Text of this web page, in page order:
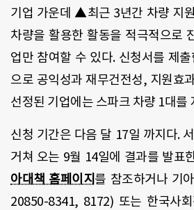
기업 가운데 ▲최근 3년간 차량 지
차량을 활용한 활동을 적극적으로
업만 참여할 수 있다. 신청서를 제
으로 공익성과 재무건전성, 지원효
선정된 기업에는 스파크 차량 1대를
신청 기간은 다음 달 17일 까지다.
거쳐 오는 9월 14일에 결과를 발표
아대책 홈페이지를 참조하거나 기
20850-8341, 8172) 또는 한국사